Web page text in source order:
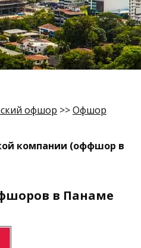
офшор >>Офшор
компании (оффшор в
в Панаме